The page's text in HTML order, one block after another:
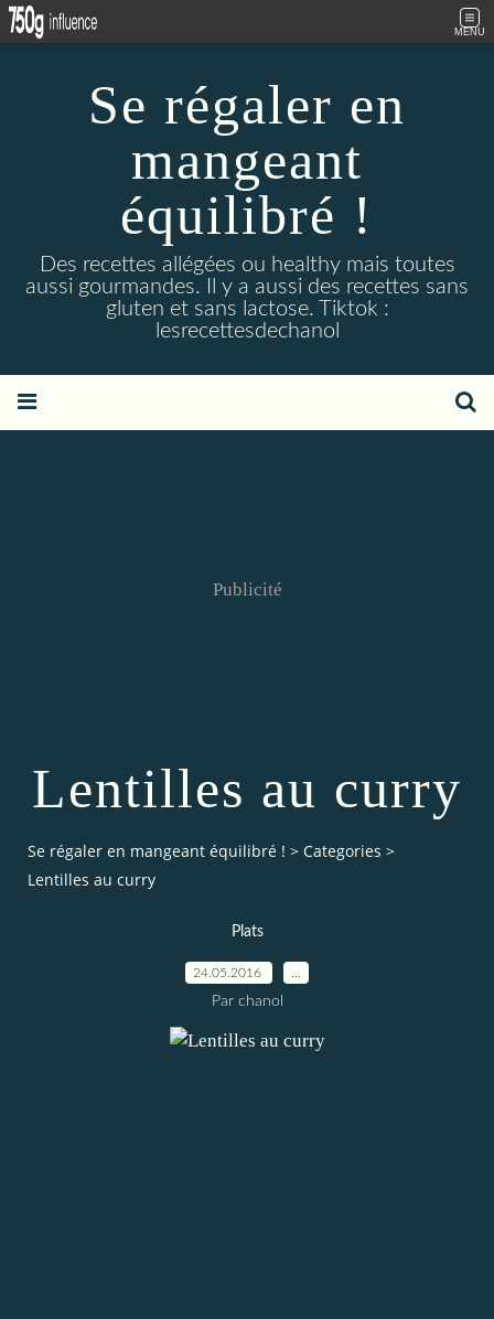
MENU
Se régaler en
mangeant
équilibré !
Des recettes allégées ou healthy mais toutes
aussi gourmandes. Il y a aussi des recettes sans
gluten et sans lactose. Tiktok :
lesrecettesdechanol
Publicité
Lentilles au curry
Se régaler en mangeant équilibré ! > Categories >
Lentilles au curry
Plats
24.05.2016
Par chanol